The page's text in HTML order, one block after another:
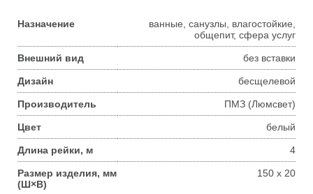
Назначение
ванные, санузлы, влагостойкие,
общепит, сфера услуг
Внешний вид без вставки
Дизайн бесщелевой
Производитель ПМЗ (Люмсвет)
Цвет белый
Длина рейки, м 4
Размер изделия, мм
(Ш×В)
150 x 20